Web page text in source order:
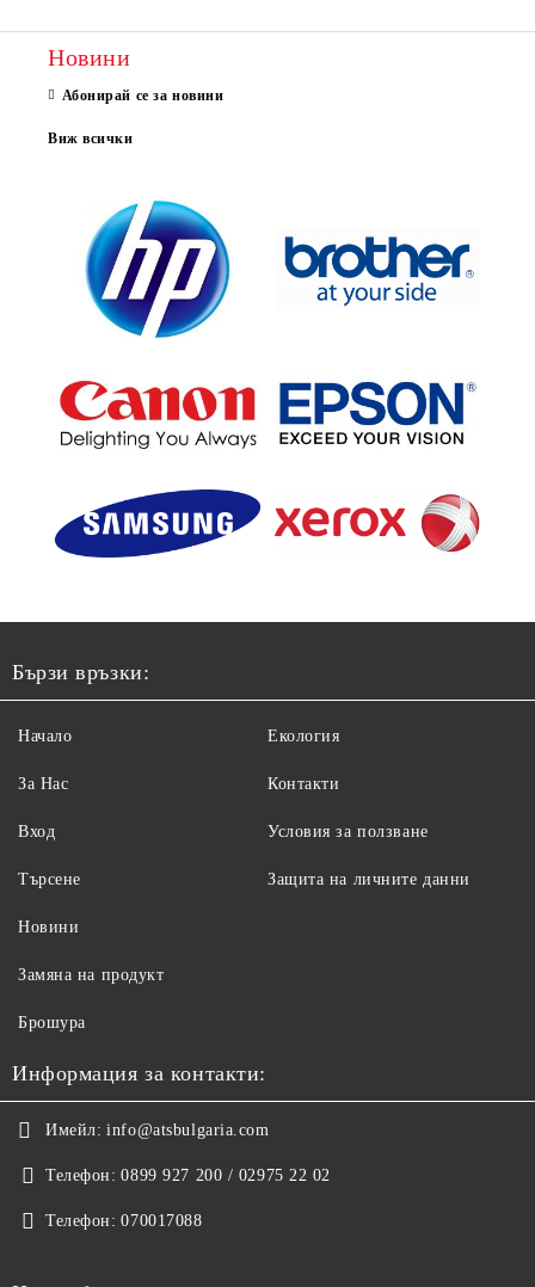
Новини
Абонирай се за новини
Виж всички
Бързи връзки:
Начало
За Нас
Вход
Търсене
Екология
Контакти
Условия за ползване
Защита на личните данни
Новини
Замяна на продукт
Брошура
Информация за контакти:
Имейл: info@atsbulgaria.com
Телефон: 0899 927 200 / 02975 22 02
Телефон: 070017088